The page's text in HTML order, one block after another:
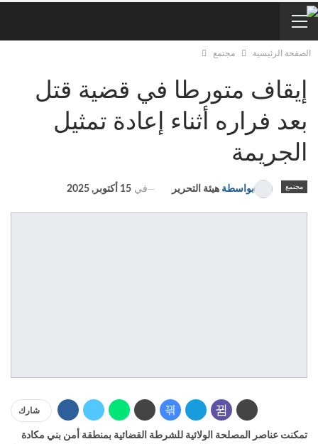
الصفحة الرئيسية مجتمع
إيقاف متورطا في قضية قتل
بعد فراره أثناء إعادة تمثيل
الجريمة
مجتمع بواسطة هيئة التحرير في 15 أكتوبر, 2025
شارك
تمكنت عناصر المصلحة الولائية للشرطة القضائية بمنطقة أمن بني مكادة